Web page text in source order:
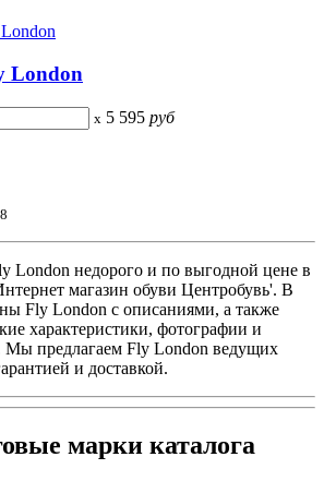
London
x 5 595 руб
London недорого и по выгодной цене в
магазин обуви Центробувь'. В
Fly London с описаниями, а также
характеристики, фотографии и
Мы предлагаем Fly London ведущих
и доставкой.
марки каталога